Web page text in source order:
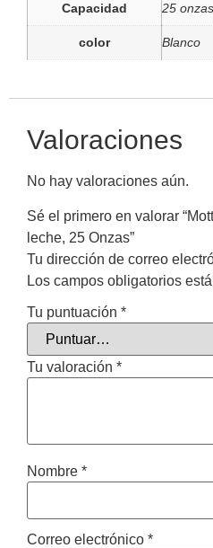
Capacidad 25 onzas
color Blanco
Valoraciones
No hay valoraciones aún.
Sé el primero en valorar
leche, 25 Onzas”
Tu dirección de correo
Los campos obligatorios
Tu puntuación *
Tu valoración *
Nombre *
Correo electrónico *